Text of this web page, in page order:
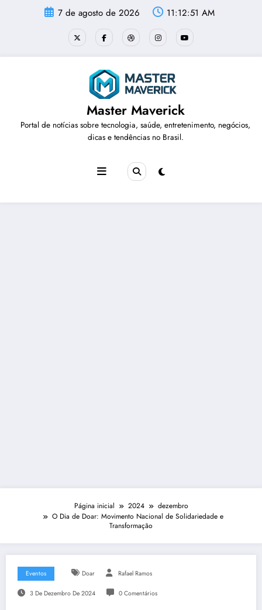
7 de agosto de 2026 11:12:52 AM
Master Maverick
Portal de notícias sobre tecnologia, saúde, entretenimento, negócios,
dicas e tendências no Brasil.
Página inicial 2024
dezembro
O Dia de Doar: Movimento Nacional de Solidariedade e
Transformação
Eventos Doar Rafael Ramos
3 De Dezembro De 2024 0 Comentários